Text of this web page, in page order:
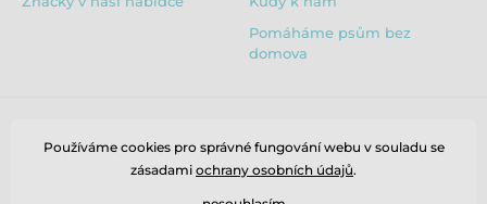
Pomáháme psům bez
domova
Používáme cookies pro správné fungování webu v souladu se
zásadami ochrany osobních údajů.